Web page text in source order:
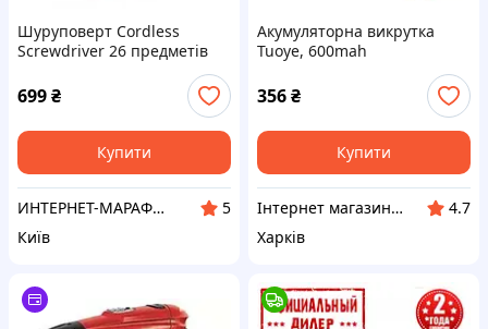
Шуруповерт Cordless
Screwdriver 26 предметів
699₴
Купити
ИНТЕРНЕТ-МАРАФЕТ
5
Київ
Акумуляторна викрутка
Tuoye, 600mah
356₴
Купити
Інтернет магазин tanasku-torg.com.ua
4.7
Харків